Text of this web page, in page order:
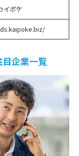
イポケ
目企業一覧